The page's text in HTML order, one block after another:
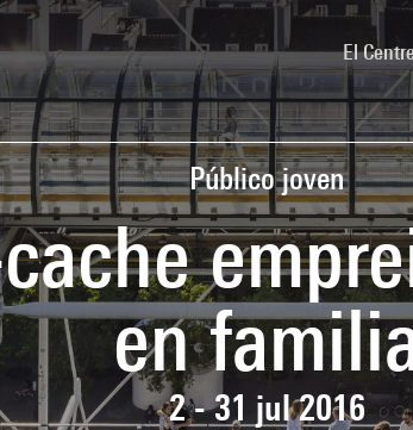
El
Público joven
en
2 - 31 jul 2016